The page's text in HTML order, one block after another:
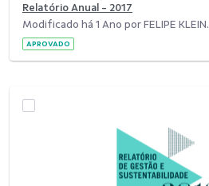
Relatório Anual - 2017
Modificado há 1 Ano por FELIPE KLEIN.
APROVADO